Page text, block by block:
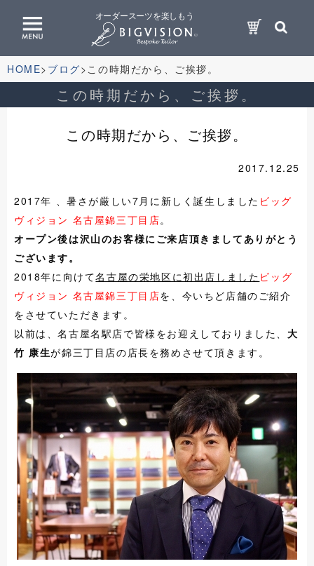
オーダースーツを楽しもう
HOME ブログ この時期だから、ご挨拶。
この時期だから、ご挨拶。
この時期だから、ご挨拶。
2017.12.25
2017年 、暑さが厳しい7月に新しく誕生しました ビッグ
ヴィジョン 名古屋錦三丁目店。
オープン後は沢山のお客様にご来店頂きましてありがとう
ございます。
2018年に向けて名古屋の栄地区に初出店しました ビッグ
ヴィジョン 名古屋錦三丁目店を、今いちど店舗のご紹介
をさせていただきます。
以前は、名古屋名駅店で皆様をお迎えしておりました、 大
竹 康生が錦三丁目店の店長を務めさせて頂きます。